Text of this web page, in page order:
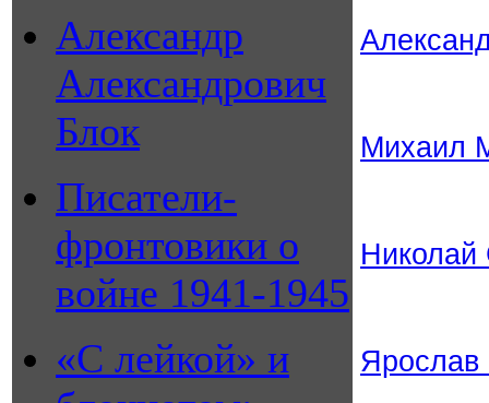
Александр
Александрович
Блок
Писатели-
фронтовики о
войне 1941-1945
«С лейкой» и
Михаил
Николай
Ярослав